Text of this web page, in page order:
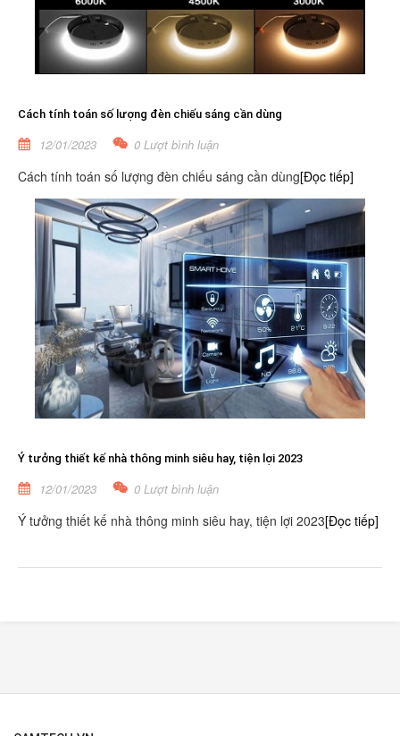
Cách tính toán số lượng đèn chiếu sáng cần dùng
12/01/2023 0 Lượt bình luận
Cách tính toán số lượng đèn chiếu sáng cần dùng[Đọc tiếp]
Ý tưởng thiết kế nhà thông minh siêu hay, tiện lợi 2023
12/01/2023 0 Lượt bình luận
Ý tưởng thiết kế nhà thông minh siêu hay, tiện lợi 2023[Đọc tiếp]